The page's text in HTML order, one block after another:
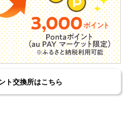
ト交換所はこちら